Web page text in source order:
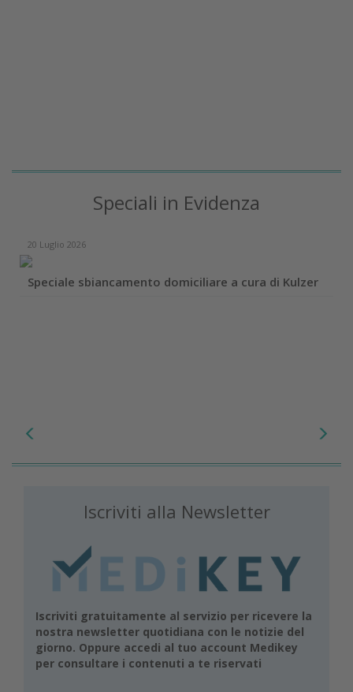
Speciali in Evidenza
20 Luglio 2026
Speciale sbiancamento domiciliare a cura di Kulzer
Iscriviti alla Newsletter
Iscriviti gratuitamente al servizio per ricevere la
nostra newsletter quotidiana con le notizie del
giorno. Oppure accedi al tuo account Medikey
per consultare i contenuti a te riservati